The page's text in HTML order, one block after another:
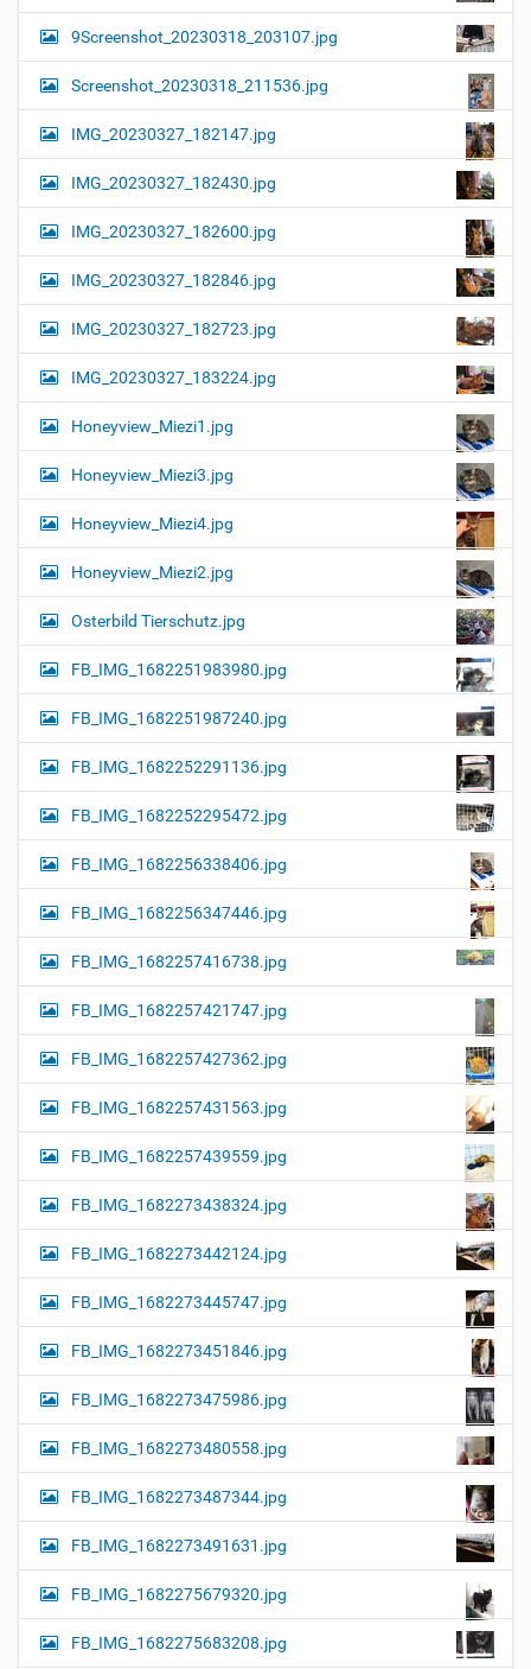
9Screenshot_20230318_203107.jpg
Screenshot_20230318_211536.jpg
IMG_20230327_182147.jpg
IMG_20230327_182430.jpg
IMG_20230327_182600.jpg
IMG_20230327_182846.jpg
IMG_20230327_182723.jpg
IMG_20230327_183224.jpg
Honeyview_Miezi1.jpg
Honeyview_Miezi3.jpg
Honeyview_Miezi4.jpg
Honeyview_Miezi2.jpg
Osterbild Tierschutz.jpg
FB_IMG_1682251983980.jpg
FB_IMG_1682251987240.jpg
FB_IMG_1682252291136.jpg
FB_IMG_1682252295472.jpg
FB_IMG_1682256338406.jpg
FB_IMG_1682256347446.jpg
FB_IMG_1682257416738.jpg
FB_IMG_1682257421747.jpg
FB_IMG_1682257427362.jpg
FB_IMG_1682257431563.jpg
FB_IMG_1682257439559.jpg
FB_IMG_1682273438324.jpg
FB_IMG_1682273442124.jpg
FB_IMG_1682273445747.jpg
FB_IMG_1682273451846.jpg
FB_IMG_1682273475986.jpg
FB_IMG_1682273480558.jpg
FB_IMG_1682273487344.jpg
FB_IMG_1682273491631.jpg
FB_IMG_1682275679320.jpg
FB_IMG_1682275683208.jpg